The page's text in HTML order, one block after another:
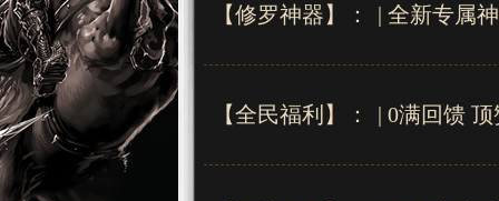
【修罗神器】： | 全新专属
【全民福利】： | 0满回馈